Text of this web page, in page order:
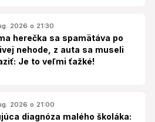
2026 o 21:30
herečka sa spamätáva po
nehode, z auta sa museli
Je to veľmi ťažké!
2026 o 21:00
diagnóza malého školáka: